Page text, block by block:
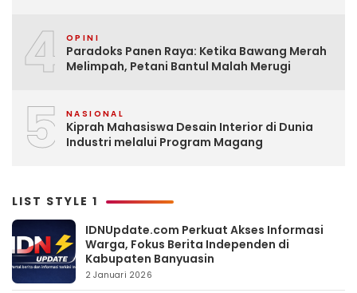
4 OPINI
Paradoks Panen Raya: Ketika Bawang Merah
Melimpah, Petani Bantul Malah Merugi
5 NASIONAL
Kiprah Mahasiswa Desain Interior di Dunia
Industri melalui Program Magang
LIST STYLE 1
IDNUpdate.com Perkuat Akses Informasi
Warga, Fokus Berita Independen di
Kabupaten Banyuasin
2 Januari 2026